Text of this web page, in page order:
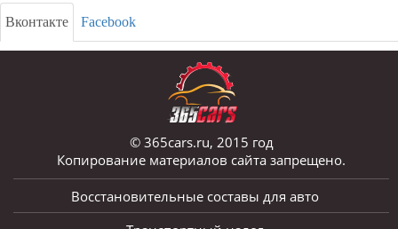
Вконтакте Facebook
© 365cars.ru, 2015 год
Копирование материалов сайта запрещено.
Восстановительные составы для авто